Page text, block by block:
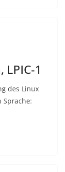
1
des Linux
Sprache: